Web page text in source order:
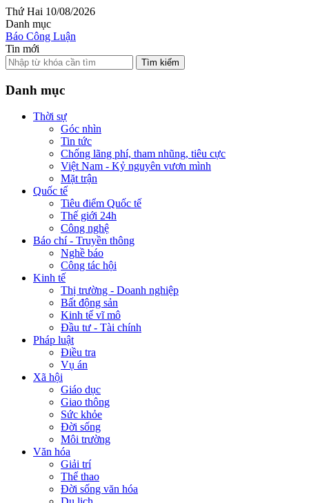
Thứ Hai 10/08/2026
Danh mục
Báo Công Luận
Tin mới
Tìm kiếm
Danh mục
Thời sự
Góc nhìn
Tin tức
Chống lãng phí, tham nhũng, tiêu cực
Việt Nam - Kỷ nguyên vươn mình
Mặt trận
Quốc tế
Tiêu điểm Quốc tế
Thế giới 24h
Công nghệ
Báo chí - Truyền thông
Nghề báo
Công tác hội
Kinh tế
Thị trường - Doanh nghiệp
Bất động sản
Kinh tế vĩ mô
Đầu tư - Tài chính
Pháp luật
Điều tra
Vụ án
Xã hội
Giáo dục
Giao thông
Sức khỏe
Đời sống
Môi trường
Văn hóa
Giải trí
Thể thao
Đời sống văn hóa